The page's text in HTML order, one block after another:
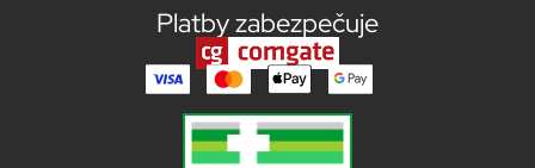
Platby zabezpečuje